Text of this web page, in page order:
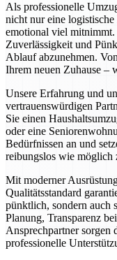
Als professionelle
nicht nur eine
emotional viel
Zuverlässigkeit und
Ablauf abzunehmen.
Ihrem neuen Zuhause –
Unsere Erfahrung und
vertrauenswürdigen
Sie einen
oder eine
Bedürfnissen an und
reibungslos wie möglich
Mit moderner
Qualitätsstandard
pünktlich, sondern auch
Planung, Transparenz
Ansprechpartner sorgen
professionelle